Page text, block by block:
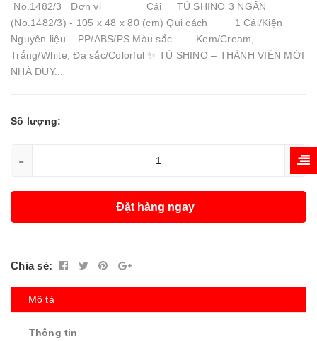
No.1482/3 Đơn vị Cái TỦ SHINO 3 NGĂN
(No.1482/3) - 105 x 48 x 80 (cm) Qui cách 1 Cái/Kiện
Nguyên liệu PP/ABS/PS Màu sắc Kem/Cream,
Trắng/White, Đa sắc/Colorful ✨ TỦ SHINO – THÀNH VIÊN MỚI
NHÀ DUY...
Số lượng:
- +
Đặt hàng ngay
Chia sẻ:
Mô tả
Thông tin